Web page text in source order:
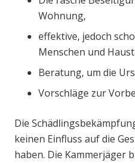
Wohnung,
effektive, jedoch
Menschen und
Beratung, um die
Vorschläge zur
Die
keinen Einfluss auf die
haben. Die Kammerjäger